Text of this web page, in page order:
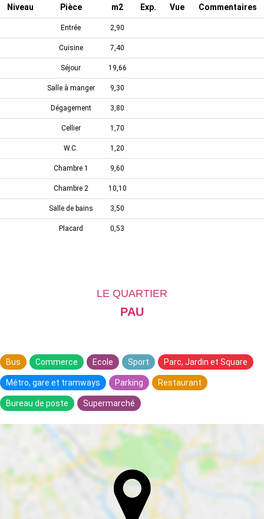
Niveau Pièce m2 Exp. Vue Commentaires
Entrée 2,90
Cuisine 7,40
Séjour 19,66
Salle à manger 9,30
Dégagement 3,80
Cellier 1,70
W.C. 1,20
Chambre 1 9,60
Chambre 2 10,10
Salle de bains 3,50
Placard 0,53
LE QUARTIER
PAU
Bus Commerce Ecole Sport Parc, Jardin et Square
Métro, gare et tramways Parking Restaurant
Bureau de poste Supermarché